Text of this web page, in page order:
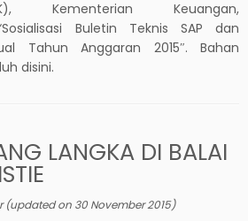
Kementerian Keuangan,
Buletin Teknis SAP dan
Tahun Anggaran 2015″. Bahan
disini.
LANGKA DI BALAI
(updated on 30 November 2015)